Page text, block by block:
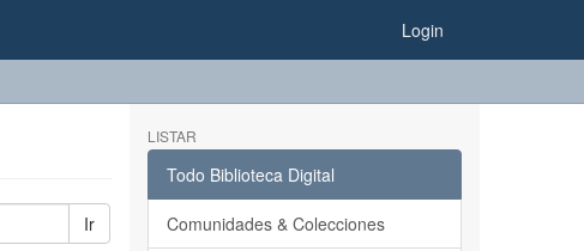
Login
Ir
LISTAR
Todo Biblioteca Digital
Comunidades & Colecciones